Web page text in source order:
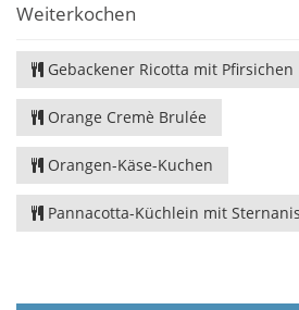
Weiterkochen
Gebackener Ricotta mit Pfirsichen
Orange Cremè Brulée
Orangen-Käse-Kuchen
Pannacotta-Küchlein mit